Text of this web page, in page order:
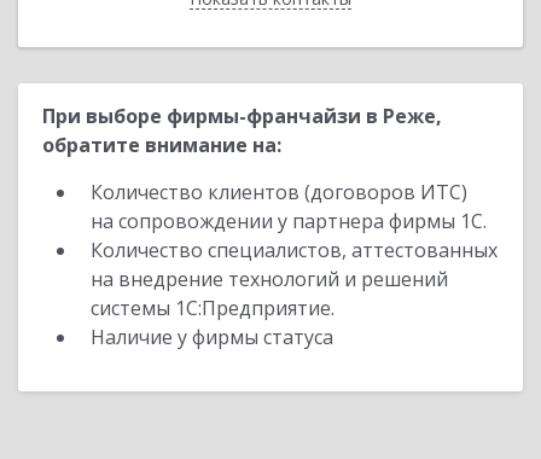
При выборе фирмы-франчайзи в Реже,
обратите внимание на:
Количество клиентов (договоров ИТС)
на сопровождении у партнера фирмы 1С.
Количество специалистов, аттестованных
на внедрение технологий и решений
системы 1С:Предприятие.
Наличие у фирмы статуса